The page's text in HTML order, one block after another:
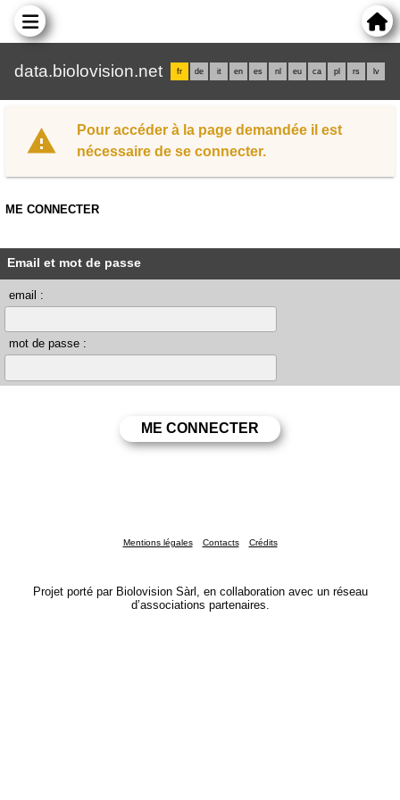
data.biolovision.net fr de it en es nl eu ca pl rs lv
Pour accéder à la page demandée il est
nécessaire de se connecter.
ME CONNECTER
Email et mot de passe
email :
mot de passe :
Mentions légales Contacts Crédits
Projet porté par Biolovision Sàrl, en collaboration avec un réseau
d’associations partenaires.